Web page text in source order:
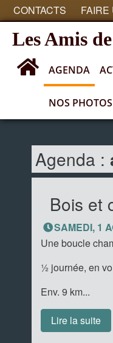
CONTACTS FAIRE
Les Amis
AGENDA
NOS PHOTOS
Agenda
Agenda :
Bois et
SAMEDI, 1
Une boucle
½ journée, en
Env. 9 km...
Lire la suite